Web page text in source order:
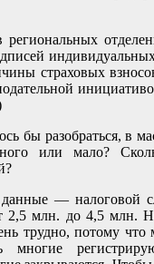
региональных
страховых
бы разобраться, в
или мало?
— налоговой
2,5 млн. до 4,5 млн.
трудно, потому
многие